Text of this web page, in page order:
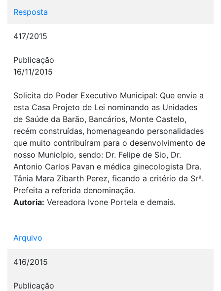
Resposta
417/2015
Publicação
16/11/2015
Solicita do Poder Executivo Municipal: Que envie a
esta Casa Projeto de Lei nominando as Unidades
de Saúde da Barão, Bancários, Monte Castelo,
recém construídas, homenageando personalidades
que muito contribuíram para o desenvolvimento de
nosso Município, sendo: Dr. Felipe de Sio, Dr.
Antonio Carlos Pavan e médica ginecologista Dra.
Tânia Mara Zibarth Perez, ficando a critério da Srª.
Prefeita a referida denominação.
Autoria: Vereadora Ivone Portela e demais.
Arquivo
416/2015
Publicação